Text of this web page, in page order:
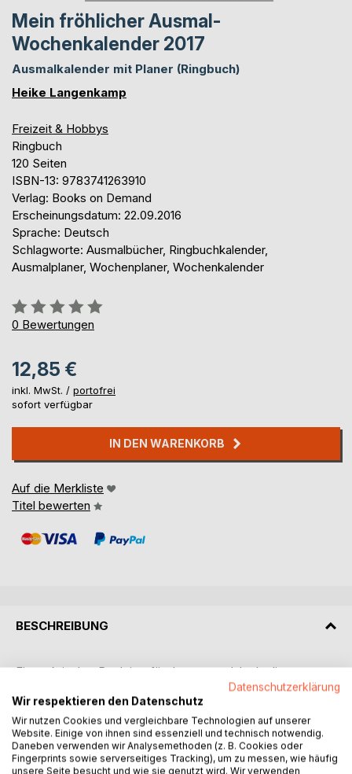
Mein fröhlicher Ausmal-
Wochenkalender 2017
Ausmalkalender mit Planer (Ringbuch)
Heike Langenkamp
Freizeit & Hobbys
Ringbuch
120 Seiten
ISBN-13: 9783741263910
Verlag: Books on Demand
Erscheinungsdatum: 22.09.2016
Sprache: Deutsch
Schlagworte: Ausmalbücher, Ringbuchkalender,
Ausmalplaner, Wochenplaner, Wochenkalender
Bewertung::
0%
0 Bewertungen
12,85 €
inkl. MwSt. / portofrei
sofort verfügbar
IN DEN WARENKORB
Auf die Merkliste
Titel bewerten
BESCHREIBUNG
Ein praktischer Begleiter für das ganze Jahr. In diesem
Kalender finden Sie jeweils auf der linken Seite einen
Wochenplaner für Ihre Termine und auf der rechten Seite
ein fröhliches Ausmalbild. Am Anfang des Kalenders ist
eine Jahresübersicht 2017 und ein Tabelle mit allen
deutschen Ferienterminen. Auch die deutschen Feiertage
sind im Kalender bereits eingetragen. Das Papier ist 120g
Datenschutzerklärung
Wir respektieren den Datenschutz
Wir nutzen Cookies und vergleichbare Technologien auf unserer
Website. Einige von ihnen sind essenziell und technisch notwendig.
Daneben verwenden wir Analysemethoden (z. B. Cookies oder
Fingerprints sowie serverseitiges Tracking), um zu messen, wie häufig
unsere Seite besucht und wie sie genutzt wird. Wir verwenden